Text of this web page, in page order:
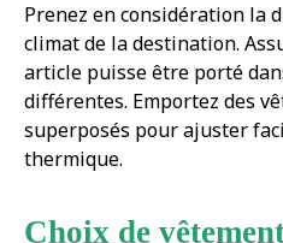
Prenez en considération la
climat de la destination.
article puisse être porté
différentes. Emportez des
superposés pour ajuster
thermique.
Choix de